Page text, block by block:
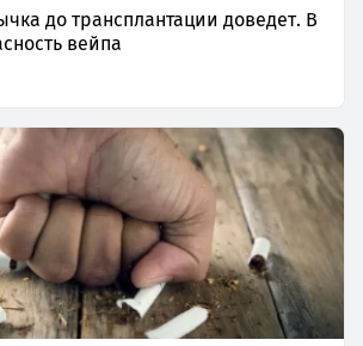
до трансплантации доведет. В
вейпа